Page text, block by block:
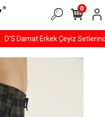
D'S Damat Erkek Çeyiz
0